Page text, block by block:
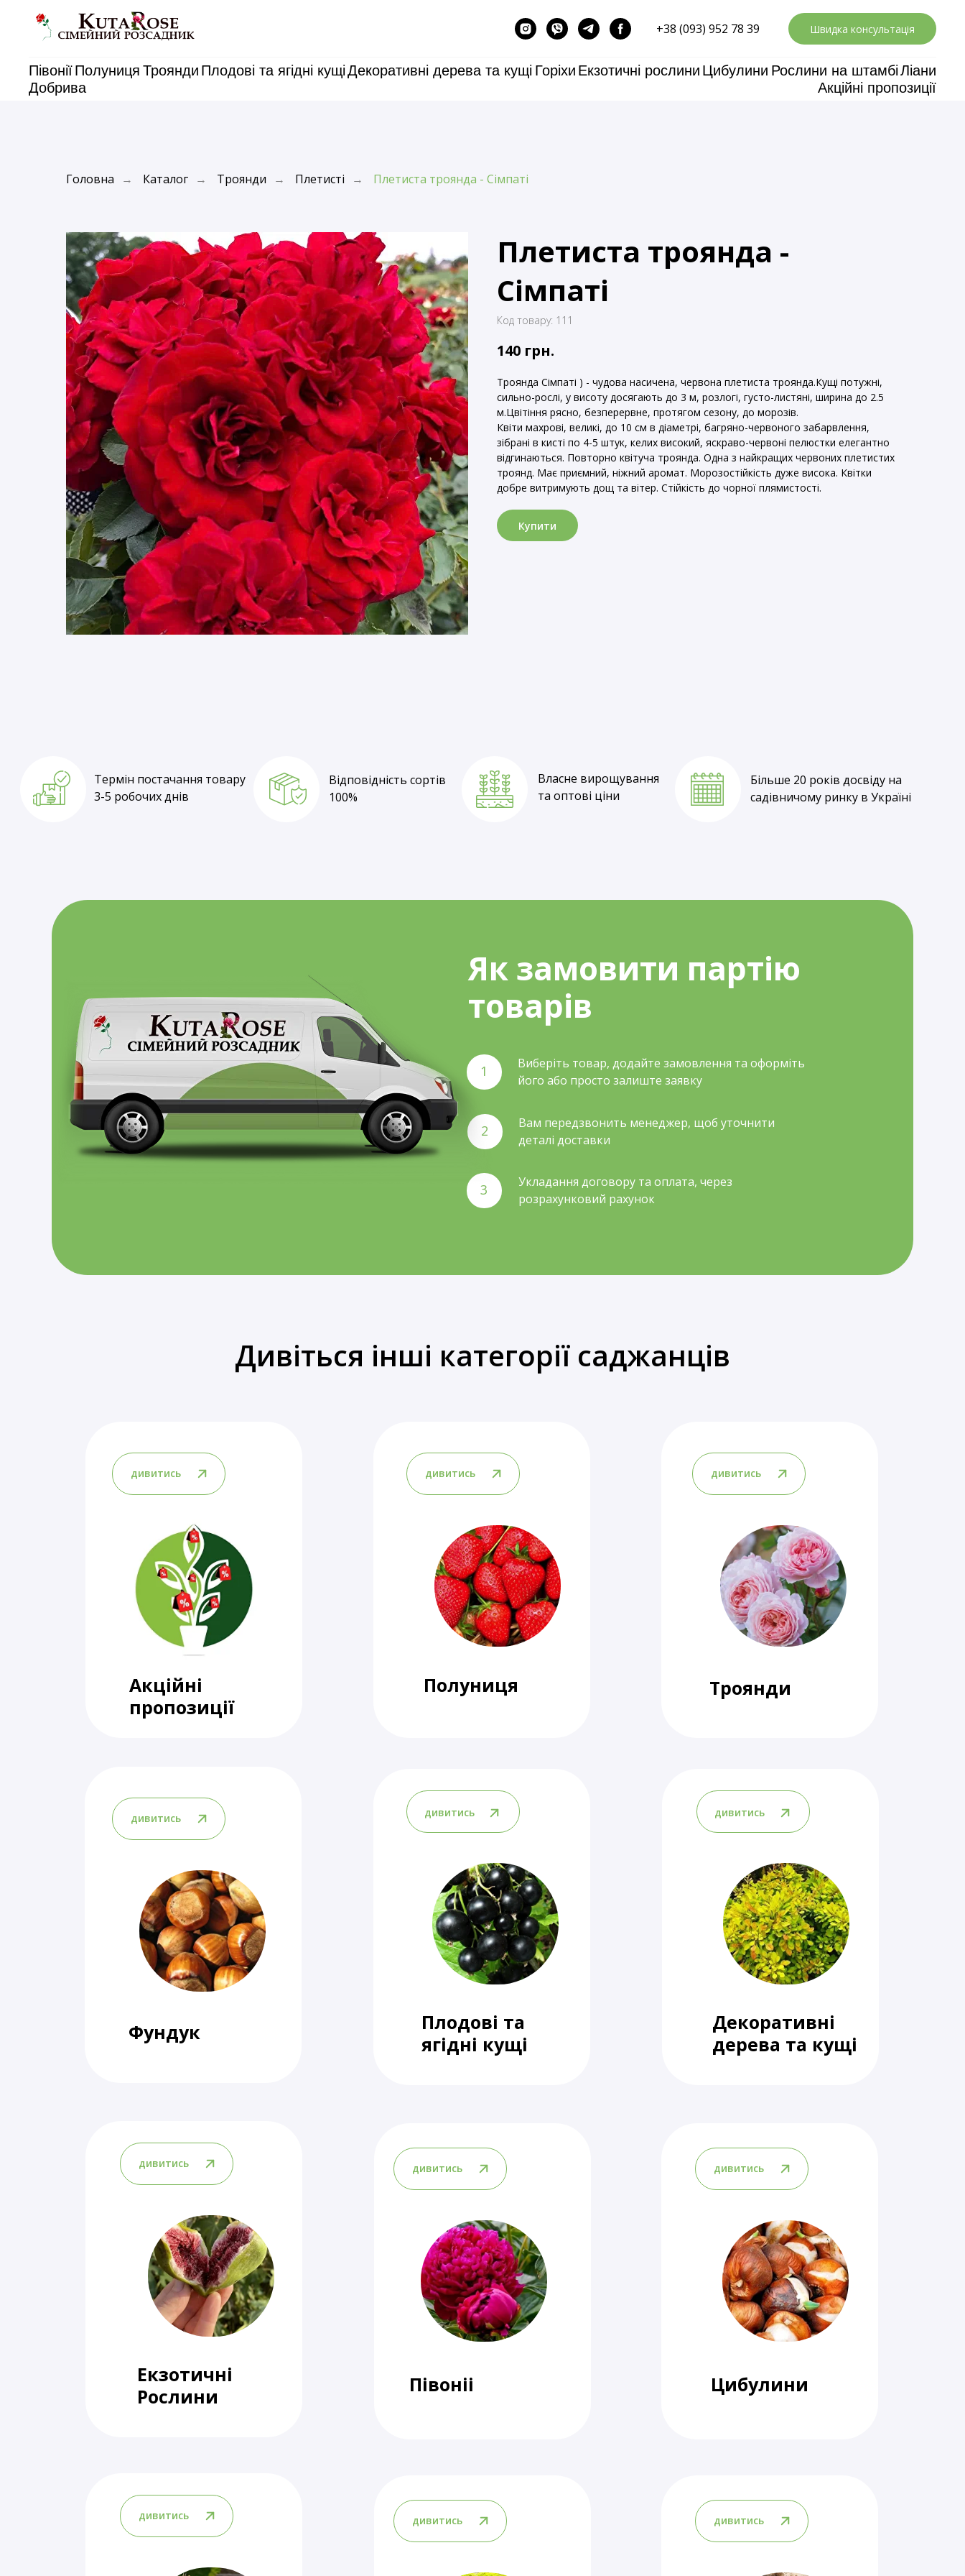
+38 (093) 952 78 39 Швидка консультація
ПівоніїПолуниця Троянди Плодові та ягідні кущіДекоративні дерева та кущі Горіхи Екзотичні рослини Цибулини Рослини на штамбіЛіани
Добрива
Акційні пропозиції
Головна → Каталог → Троянди → Плетисті → Плетиста троянда - Сімпаті
Плетиста троянда -
Сімпаті
Код товару: 111
140 грн.
Троянда Сімпаті ) - чудова насичена, червона плетиста троянда.Кущі потужні,
сильно-рослі, у висоту досягають до 3 м, розлогі, густо-листяні, ширина до 2.5
м.Цвітіння рясно, безперервне, протягом сезону, до морозів.
Квіти махрові, великі, до 10 см в діаметрі, багряно-червоного забарвлення,
зібрані в кисті по 4-5 штук, келих високий, яскраво-червоні пелюстки елегантно
відгинаються. Повторно квітуча троянда. Одна з найкращих червоних плетистих
троянд. Має приємний, ніжний аромат. Морозостійкість дуже висока. Квітки
добре витримують дощ та вітер. Стійкість до чорної плямистості.
Купити
Термін постачання товару
3-5 робочих днів
Відповідність сортів
100%
Власне вирощування
та оптові ціни
Більше 20 років досвіду на
садівничому ринку в Україні
Як замовити партію
товарів
Виберіть товар, додайте замовлення та оформіть
його або просто залиште заявку
1
Вам передзвонить менеджер, щоб уточнити
деталі доставки
2
Укладання договору та оплата, через
розрахунковий рахунок
3
Дивіться інші категорії саджанців
Фундук
дивитись
Екзотичні
Рослини
дивитись
Декоративні
дерева та кущі
дивитись
Плодові та
ягідні кущі
дивитись
Півоніі
дивитись
Полуниця
дивитись
Акційні
пропозиції
дивитись
дивитись
дивитись
Цибулини
дивитись
дивитись
Троянди
дивитись